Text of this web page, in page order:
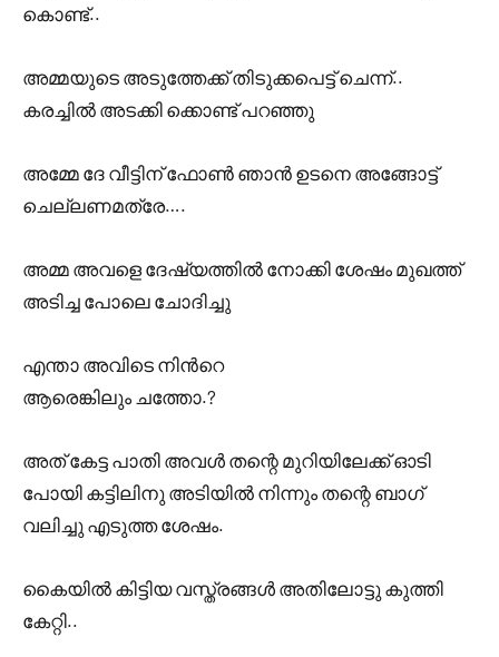
കൊണ്ട്..
അമ്മയുടെ അടുത്തേക്ക് തിടുക്കപെട്ട് ചെന്ന്..
കരച്ചിൽ അടക്കി ക്കൊണ്ട് പറഞ്ഞു
അമ്മേ ദേ വീട്ടിന് ഫോൺ ഞാൻ ഉടനെ അങ്ങോട്ട്‌
ചെല്ലണമത്രേ….
അമ്മ അവളെ ദേഷ്യത്തിൽ നോക്കി ശേഷം മുഖത്ത്
അടിച്ച പോലെ ചോദിച്ചു
എന്താ അവിടെ നിൻറെ
ആരെങ്കിലും ചത്തോ.?
അത് കേട്ട പാതി അവൾ തന്റെ മുറിയിലേക്ക് ഓടി
പോയി കട്ടിലിനു അടിയിൽ നിന്നും തന്റെ ബാഗ്
വലിച്ചു എടുത്ത ശേഷം.
കൈയിൽ കിട്ടിയ വസ്ത്രങ്ങൾ അതിലോട്ടു കുത്തി
കേറ്റി..